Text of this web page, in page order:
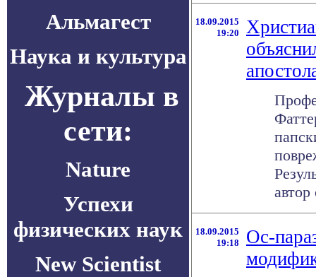
Альмагест
Наука и культура
Журналы в
сети:
Nature
Успехи
физических наук
New Scientist
18.09.2015
19:20
18.09.2015
19:18
Ос-